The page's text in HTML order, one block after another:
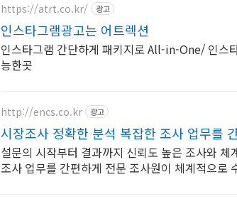
https://atrt.co.kr/ 광고
인스타그램광고는 어트렉션
인스타그램 간단하게 패키지로 All-in-One/ 인스
능한곳
http://encs.co.kr 광고
시장조사 정확한 분석 복잡한 조사 업무를
설문의 시작부터 결과까지 신뢰도 높은 조사와
조사 업무를 간편하게 전문 조사원이 체계적으로